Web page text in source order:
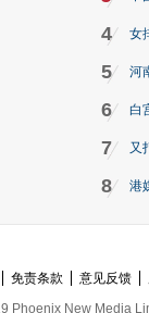
4 女
5 河
6 白
7 又
8 港
免责条款 意见反馈
Phoenix New Media